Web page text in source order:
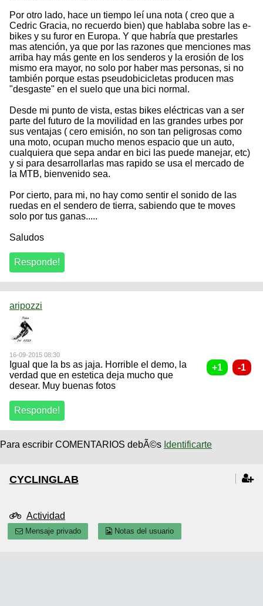
Por otro lado, hace un tiempo leí una nota ( creo que a
Cedric Gracia, no recuerdo bien) que hablaba sobre las e-
bikes y su furor en Europa. Y que habría que prestarles
mas atención, ya que por las razones que menciones mas
arriba hay más gente en los senderos y la erosión de los
mismo era mayor, no solo por haber mas personas, si no
también porque estas pseudobicicletas producen mas
"desgaste" en el suelo que una bici normal.
Desde mi punto de vista, estas bikes eléctricas van a ser
parte del futuro de la movilidad en las grandes urbes por
sus ventajas ( cero emisión, no son tan peligrosas como
una moto, ocupan mucho menos espacio que un auto,
cualquiera que sepa andar en bici las puede manejar, etc)
y si para desarrollarlas mas rapido se usa el mercado de
la MTB, bienvenido sea.
Por cierto, para mi, no hay como sentir el sonido de las
ruedas en el sendero de tierra, sabiendo que te moves
solo por tus ganas.....
Saludos
aripozzi
16-09-2015 08:30
Igual que la bs as jaja. Horrible el demo, la
verdad que en estetica deja mucho que
desear. Muy buenas fotos
Para escribir COMENTARIOS debÃ©s Identificarte
CYCLINGLAB
Actividad
Mensaje privado Notas del usuario